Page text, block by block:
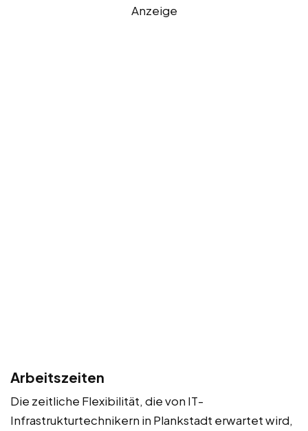
Anzeige
Arbeitszeiten
Die zeitliche Flexibilität, die von IT-
Infrastrukturtechnikern in Plankstadt erwartet wird,